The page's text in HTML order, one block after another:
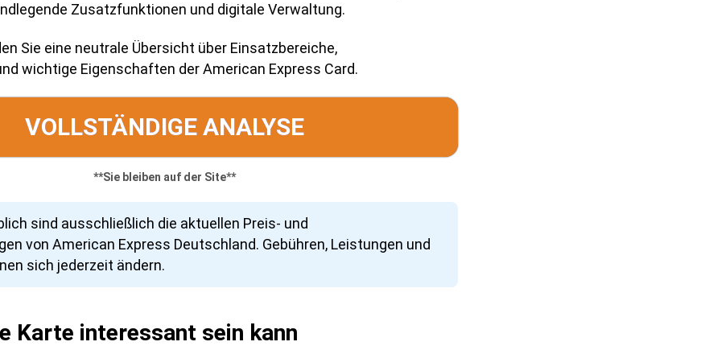
Zusatzfunktionen und digitale Verwaltung.
Sie eine neutrale Übersicht über Einsatzbereiche,
wichtige Eigenschaften der American Express Card.
VOLLSTÄNDIGE ANALYSE
**Sie bleiben auf der Site**
sind ausschließlich die aktuellen Preis- und
von American Express Deutschland. Gebühren, Leistungen und
sich jederzeit ändern.
Karte interessant sein kann